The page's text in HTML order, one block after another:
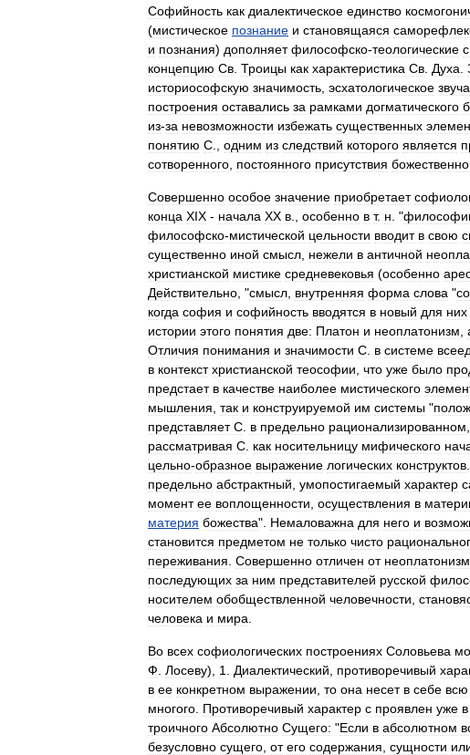
Софийность как диалектическое единство
(мистическое познание и становящаяся
и познания) дополняет философско-теологические
концепцию Св Троицы как характеристика Св Духа
историософскую значимость эсхатологическое
построения оставались за рамками догматического
из-за невозможности избежать существенных
понятию С одним из следствий которого является
сотворенного постоянного присутствия
Совершенно особое значение приобретает
конца XIX - начала XX в особенно в т. н . "
философско-мистической цельности вводит в свою
существенно иной смысл нежели в античной
христианской мистике средневековья (особенно
Действительно , "смысл внутренняя форма слова "
когда софия и софийность вводятся в новый для них
истории этого понятия две: Платон и неоплатонизм
Отличия понимания и значимости С в системе
в контекст христианской теософии что уже было
предстает в качестве наиболее мистического
мышления так и конструируемой им системы "
представляет С в предельно рационализированном
рассматривая С как носительницу мифического
цельно-образное выражение логических конструктов
предельно абстрактный умопостигаемый характер
момент ее воплощенности осуществления в
материя божества". Немаловажна для него и
становится предметом не только чисто
переживания Совершенно отличен от
последующих за ним представителей русской
носителем обобществленной человечности
человека и мира
Во всех софиологических построениях Соловьева
Ф Лосеву), 1 Диалектический противоречивый
в ее конкретном выражении то она несет в себе всю
многого Противоречивый характер с проявлен уже в
троичного Абсолютно Сущего: "Если в абсолютном
безусловно сущего от его содержания сущности